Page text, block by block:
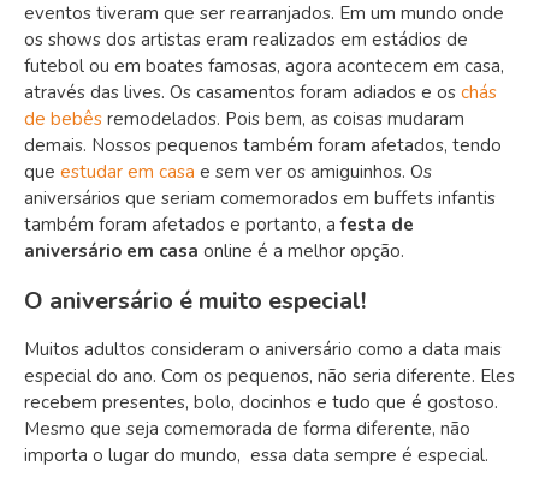
eventos tiveram que ser rearranjados. Em um mundo onde
os shows dos artistas eram realizados em estádios de
futebol ou em boates famosas, agora acontecem em casa,
através das lives. Os casamentos foram adiados e os chás
de bebês remodelados. Pois bem, as coisas mudaram
demais. Nossos pequenos também foram afetados, tendo
que estudar em casa e sem ver os amiguinhos. Os
aniversários que seriam comemorados em buffets infantis
também foram afetados e portanto, afesta de
aniversário em casa online é a melhor opção.
O aniversário é muito especial!
Muitos adultos consideram o aniversário como a data mais
especial do ano. Com os pequenos, não seria diferente. Eles
recebem presentes, bolo, docinhos e tudo que é gostoso.
Mesmo que seja comemorada de forma diferente, não
importa o lugar do mundo, essa data sempre é especial.